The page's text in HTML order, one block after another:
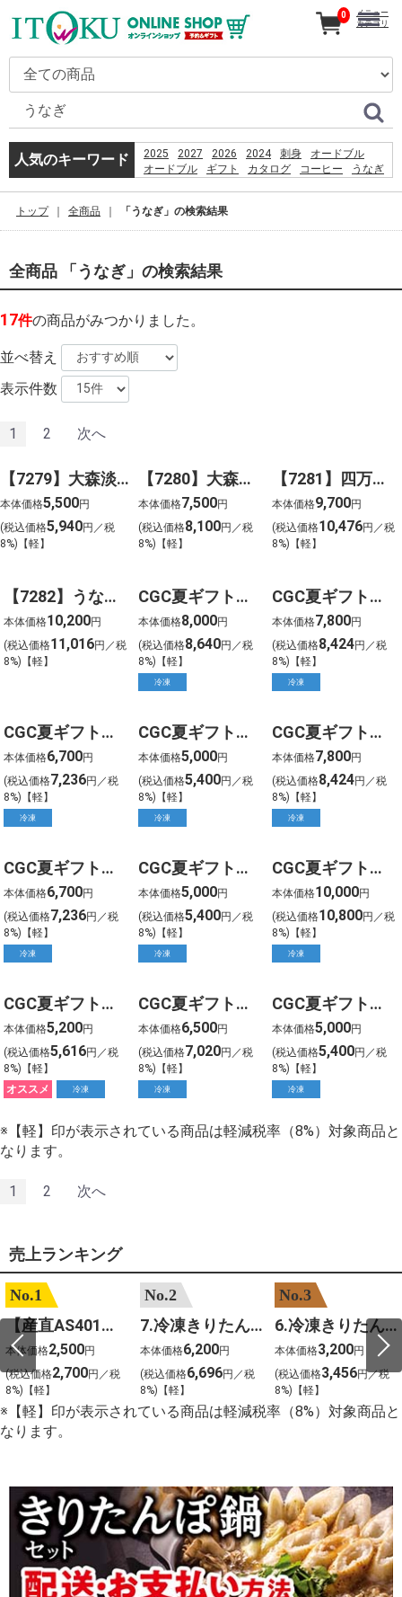
人気のキーワード 2025 2027 2026 2024 刺身
オードブル
オードブル
ギフト カタログ コーヒー
うなぎ
2026
%D9%82%D8%B4%D9%85
%D8%A8%D8%B1%D8%A7%DB%8C
%D8%B4%D9%86%D8%A7
%D8%A8%D8%A7%D9%86%D9%88%D8%A7%D9%86
産直
PSO2 %E8%8F%85%E6%B2%BC%E8%A3%95
0
メニュー
カテゴリ
トップ 全商品 「うなぎ」の検索結果
全商品 「うなぎ」の検索結果
17件の商品がみつかりました。
並べ替え
表示件数
1 2 次へ
【7279】大森淡水 国産うなぎの蒲焼（長焼）（２尾）
本体価格5,500円
(税込価格5,940円／税
8%)【軽】
【7280】大森淡水 国産うなぎの蒲焼（長焼）（３尾）
本体価格7,500円
(税込価格8,100円／税
8%)【軽】
【7281】四万十うなぎ蒲焼 特大２尾セット
本体価格9,700円
(税込価格10,476円／税
8%)【軽】
【7282】うなぎ問屋の大五蒲焼（３尾）
本体価格10,200円
(税込価格11,016円／税
8%)【軽】
CGC夏ギフト【0701】すえひろ屋 有頭四万十うなぎ長蒲焼(2尾)
本体価格8,000円
(税込価格8,640円／税
8%)【軽】
冷凍
CGC夏ギフト【0901】愛知一色産 うなぎ長蒲焼(4尾)
本体価格7,800円
(税込価格8,424円／税
8%)【軽】
冷凍
CGC夏ギフト【0902】愛知一色産 うなぎ長蒲焼(3尾)
本体価格6,700円
(税込価格7,236円／税
8%)【軽】
冷凍
CGC夏ギフト【0903】愛知一色産 うなぎ長蒲焼(2尾)
本体価格5,000円
(税込価格5,400円／税
8%)【軽】
冷凍
CGC夏ギフト【0904】愛知一色産 うなぎ長蒲焼(4尾)土用の丑
本体価格7,800円
(税込価格8,424円／税
8%)【軽】
冷凍
CGC夏ギフト【0905】愛知一色産 うなぎ長蒲焼(3尾)土用の丑
本体価格6,700円
(税込価格7,236円／税
8%)【軽】
冷凍
CGC夏ギフト【0906】愛知一色産 うなぎ長蒲焼(2尾)土用の丑
本体価格5,000円
(税込価格5,400円／税
8%)【軽】
冷凍
CGC夏ギフト【0907】九州産 特大うなぎ長蒲焼(3尾)
本体価格10,000円
(税込価格10,800円／税
8%)【軽】
冷凍
CGC夏ギフト【0908】愛知一色産 うなぎ蒲焼(3枚)
本体価格5,200円
(税込価格5,616円／税
8%)【軽】
オススメ
冷凍
CGC夏ギフト【1001】「浜名湖つるや」監修 浜松うなぎ長蒲焼セット(2尾)
本体価格6,500円
(税込価格7,020円／税
8%)【軽】
冷凍
CGC夏ギフト【1003】祇園さゝ木 うなぎおこわ(10個)
本体価格5,000円
(税込価格5,400円／税
8%)【軽】
冷凍
※【軽】印が表示されている商品は軽減税率（8%）対象商品と
なります。
1 2 次へ
売上ランキング
No.1
【産直AS401】嶽きみ（サニーショコラ）６本
本体価格2,500円
(税込価格2,700円／税
8%)【軽】
No.2
7.冷凍きりたんぽセットM 野菜なし 4人前
本体価格6,200円
(税込価格6,696円／税
8%)【軽】
No.3
6.冷凍きりたんぽセットＳ 野菜なし 2人前
本体価格3,200円
(税込価格3,456円／税
8%)【軽】
※【軽】印が表示されている商品は軽減税率（8%）対象商品と
なります。